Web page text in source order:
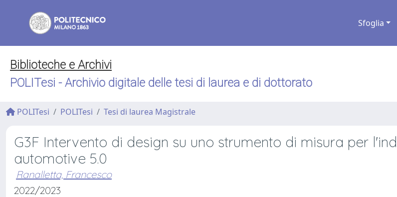
Sfoglia
Biblioteche e Archivi
POLITesi - Archivio digitale delle tesi di laurea e di dottorato
POLITesi POLITesi Tesi di laurea Magistrale
G3F Intervento di design su uno strumento di misura per
automotive 5.0
Ranalletta, Francesco
2022/2023